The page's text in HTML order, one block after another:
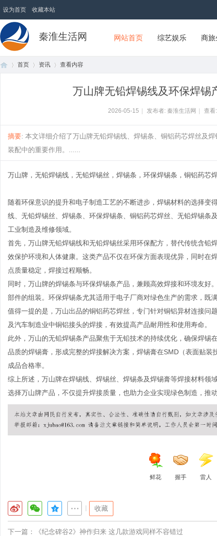
设为首页 收藏本站
秦淮生活网 网站首页 综艺娱乐 商
首页 资讯 查看内容
万山牌无铅焊锡线及环保焊锡
2026-05-15 发布者: 秦淮生活网 查
摘要: 本文详细介绍了万山牌无铅焊锡线、焊锡条、铜铝药芯焊丝及
装配中的重要作用。......
万山牌，无铅焊锡线，无铅焊锡丝，焊锡条，环保焊锡条，铜铝药芯
随着环保意识的提升和电子制造工艺的不断进步，焊锡材料的选择
线、无铅焊锡丝、焊锡条、环保焊锡条、铜铝药芯焊丝、无铅焊锡条
工业制造及维修领域。
首先，万山牌无铅焊锡线和无铅焊锡丝采用环保配方，替代传统含铅
效保护环境和人体健康。这类产品不仅在环保方面表现优异，同时在
点质量稳定，焊接过程顺畅。
同时，万山牌的焊锡条与环保焊锡条产品，兼顾高效焊接和环境友好
部件的组装。环保焊锡条尤其适用于电子厂商对绿色生产的需求，既
值得一提的是，万山出品的铜铝药芯焊丝 ，专门针对铜铝异材连接问
及汽车制造业中铜铝接头的焊接，有效提高产品耐用性和使用寿命。
此外，万山的无铅焊锡条产品聚焦于无铅技术的持续优化，确保焊锡
品质的焊锡膏，形成完整的焊接解决方案，焊锡膏在SMD（表面贴
成品合格率。
综上所述，万山牌在焊锡线、焊锡丝、焊锡条及焊锡膏等焊接材料领
选择万山牌产品，不仅提升焊接质量，也助力企业实现绿色制造，推
鲜花 握手 雷人
收藏
下一篇： 《纪念碑谷2》神作归来 这几款游戏同样不容错过